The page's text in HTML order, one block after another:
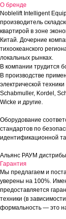
О бренде
Noblelift Intelligent
производитель
квартирой в зоне
Китай. Дочерние
тихоокеанского
локальных рынках.
В компании трудится
В производстве
электрической
Schabmuller, Kordel,
Wicke и другие.
Оборудование
стандартов по
идентификационной
Альянс РАУМ
Гарантия
Мы предлагаем и
уверены на 100%.
предоставляется
техники (в
формальность — это